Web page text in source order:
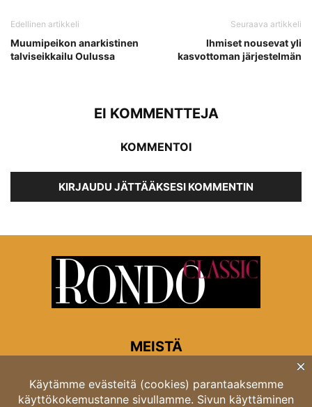
Edellinen artikkeli
Muumipeikon anarkistinen
talviseikkailu Oulussa
Seuraava artikkeli
Ihmiset nousevat yli
kasvottoman järjestelmän
EI KOMMENTTEJA
KOMMENTOI
KIRJAUDU JÄTTÄÄKSESI KOMMENTIN
MEISTÄ
Rondon toimitus
Opastinsilta 6A 00520 Helsinki